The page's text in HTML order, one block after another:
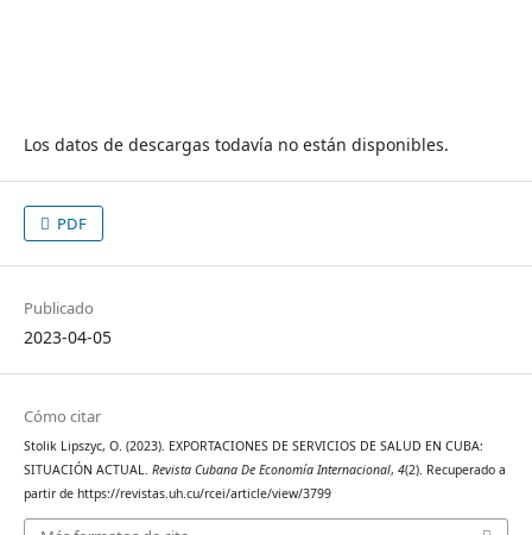
Los datos de descargas todavía no están disponibles.
PDF
Publicado
2023-04-05
Cómo citar
Stolik Lipszyc, O. (2023). EXPORTACIONES DE SERVICIOS DE SALUD EN CUBA:
SITUACIÓN ACTUAL. Revista Cubana De Economía Internacional, 4(2). Recuperado a
partir de https://revistas.uh.cu/rcei/article/view/3799